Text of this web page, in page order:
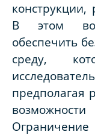
В этом
обеспечить
среду,
предполагая
возможности
Ограничение